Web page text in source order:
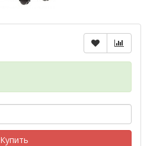
Купить